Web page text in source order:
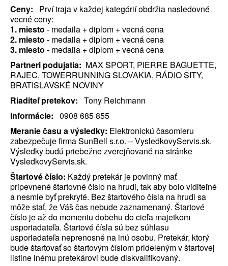
Ceny: Prví traja v každej kategórií obdržia nasledovné
vecné ceny:
1. miesto - medaila + diplom + vecná cena
2. miesto - medaila + diplom + vecná cena
3. miesto - medaila + diplom + vecná cena
Partneri podujatia: MAX SPORT, PIERRE BAGUETTE,
RAJEC, TOWERRUNNING SLOVAKIA, RÁDIO SITY,
BRATISLAVSKÉ NOVINY
Riaditeľ pretekov: Tony Reichmann
Informácie: 0908 685 855
Meranie času a výsledky: Elektronickú časomieru
zabezpečuje firma SunBell s.r.o. – VysledkovyServis.sk.
Výsledky budú priebežne zverejňované na stránke
VysledkovyServis.sk.
Štartové číslo: Každý pretekár je povinný mať
pripevnené štartovné číslo na hrudi, tak aby bolo viditeľné
a nesmie byť prekryté. Bez štartového čísla na hrudi sa
môže stať, že Váš čas nebude zaznamenaný. Štartové
číslo je až do momentu dobehu do cieľa majetkom
usporiadateľa. Štartové čísla sú bez súhlasu
usporiadateľa neprenosné na inú osobu. Pretekár, ktorý
bude štartovať so štartovým číslom prideleným v štartovej
listine inému pretekárovi bude diskvalifikovaný.